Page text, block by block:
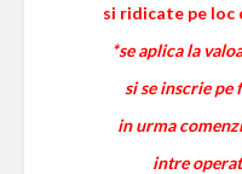
si ridicate pe loc
*se aplica la
si se inscrie
in urma
intre